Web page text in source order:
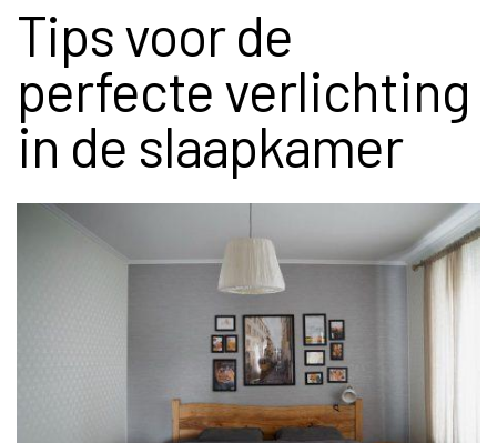
Tips voor de
perfecte verlichting
in de slaapkamer